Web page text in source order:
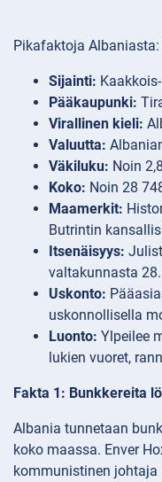
Pikafaktoja Albaniasta:
Sijainti:
Pääkaupunki:
Virallinen kieli:
Valuutta:
Väkiluku: Noin
Koko: Noin 28
Maamerkit:
Butrintin
Itsenäisyys:
valtakunnasta
Uskonto:
uskonnollisella
Luonto: Ylpeilee
lukien vuoret,
Fakta 1: Bunkkereita
Albania tunnetaan
koko maassa. Enver
kommunistinen